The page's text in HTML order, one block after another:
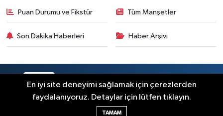
Puan Durumu ve Fikstür Tüm Manşetler
Son Dakika Haberleri Haber Arşivi
RSS Copyright © 2025. Her hakkı saklıdır.
Haber Yazılımı:
En iyi site deneyimi sağlamak için çerezlerden
faydalanıyoruz. Detaylar için lütfen tıklayın.
TAMAM